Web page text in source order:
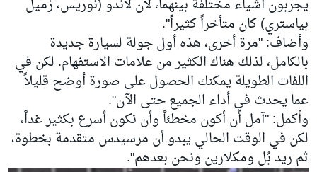
يجربون أشياء مختلفة بينهما، لأن لاندو (نوريس، زميل
بياستري) كان متأخراً كثيراً".
وأضاف: "مرة أخرى، هذه أول جولة لسيارة جديدة
بالكامل، لذلك هناك الكثير من علامات الاستفهام. لكن في
اللفات الطويلة يمكنك الحصول على صورة أوضح قليلاً
عما يحدث في أداء الجميع حتى الآن".
وأكمل: "آمل أن أكون مخطئاً وأن نكون أسرع بكثير غداً،
لكن في الوقت الحالي يبدو أن مرسيدس متقدمة بخطوة،
ثم ريد بُل ومكلارين ونحن بعدهم".